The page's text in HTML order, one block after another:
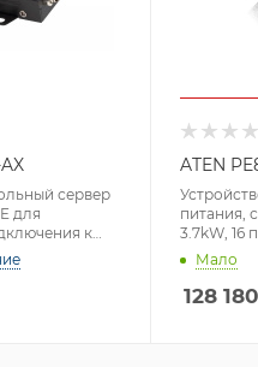
сервер
для
к
RS-
ATEN
питания,
3.7kW, 16
доступ
Мало
128 180